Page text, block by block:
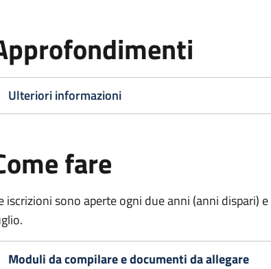
Ulteriori informazioni
fare
iscrizioni sono aperte ogni due anni (anni dispari)
Moduli da compilare e documenti da allegare